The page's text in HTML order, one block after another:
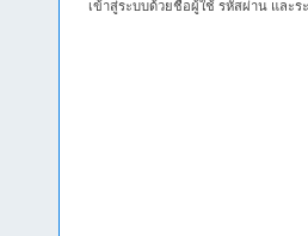
เข้าสู่ระบบด้วยชื่อผู้ใช้ รหัสผ่าน และร